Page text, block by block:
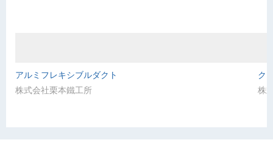
アルミフレキシブルダクト
株式会社栗本鐵工所
ク
株